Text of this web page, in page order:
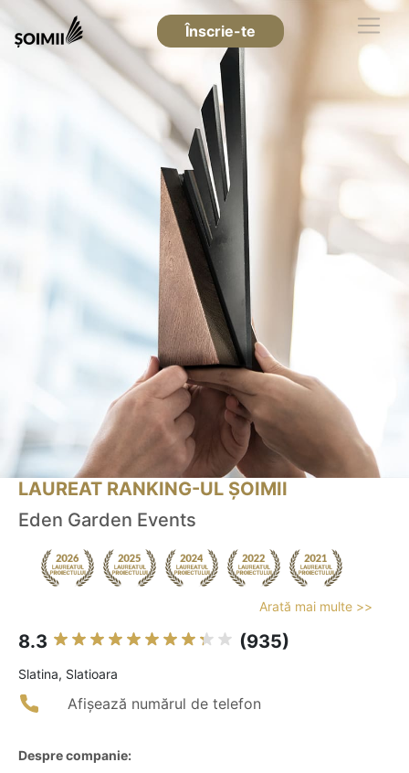
Înscrie-te
LAUREAT RANKING-UL ȘOIMII
Eden Garden Events
Arată mai multe >>
8.3 (935)
Slatina, Slatioara
Afișează numărul de telefon
Despre companie: